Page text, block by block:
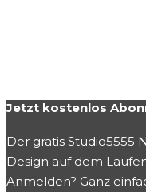
Jetzt kostenlos
Der gratis Studio5555
Design auf dem
Anmelden? Ganz